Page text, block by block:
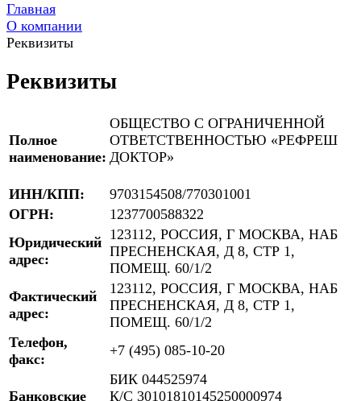
Главная
О компании
Реквизиты
Реквизиты
Полное
наименование:
ОБЩЕСТВО С ОГРАНИЧЕННОЙ
ОТВЕТСТВЕННОСТЬЮ «РЕФРЕШ
ДОКТОР»
ИНН/КПП:
9703154508/770301001
ОГРН:
1237700588322
Юридический
адрес:
123112, РОССИЯ, Г МОСКВА, НАБ
ПРЕСНЕНСКАЯ, Д 8, СТР 1,
ПОМЕЩ. 60/1/2
Фактический
адрес:
123112, РОССИЯ, Г МОСКВА, НАБ
ПРЕСНЕНСКАЯ, Д 8, СТР 1,
ПОМЕЩ. 60/1/2
Телефон,
факс:
+7 (495) 085-10-20
Банковские
БИК 044525974
К/С 30101810145250000974